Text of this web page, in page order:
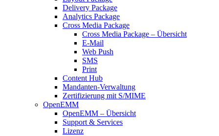
Delivery Package
Analytics Package
Cross Media Package
Cross Media Package – Übersicht
E-Mail
Web Push
SMS
Print
Content Hub
Mandanten-Verwaltung
Zertifizierung mit S/MIME
OpenEMM
OpenEMM – Übersicht
Support & Services
Lizenz